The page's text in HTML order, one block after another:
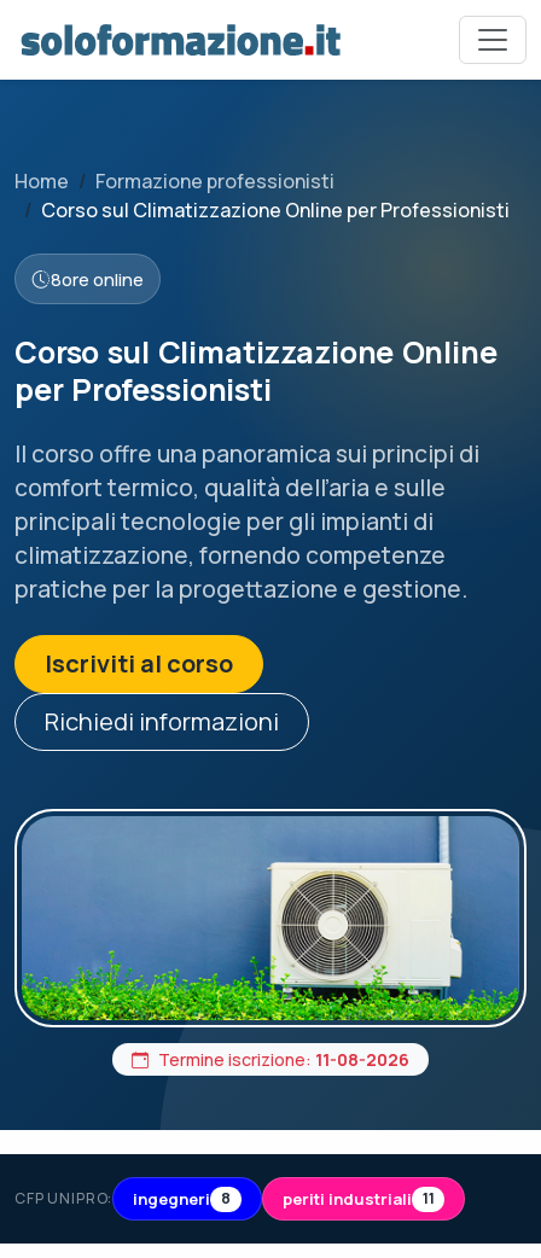
Home
Formazione professionisti
Corso sul Climatizzazione Online per Professionisti
8ore online
Corso sul Climatizzazione Online
per Professionisti
Il corso offre una panoramica sui principi di
comfort termico, qualità dell’aria e sulle
principali tecnologie per gli impianti di
climatizzazione, fornendo competenze
pratiche per la progettazione e gestione.
Iscriviti al corso
Richiedi informazioni
Termine iscrizione: 11-08-2026
CFP UNIPRO: ingegneri 8 periti industriali 11